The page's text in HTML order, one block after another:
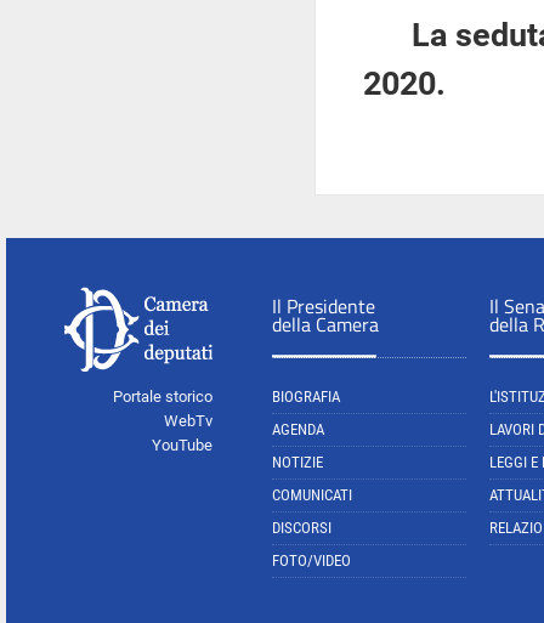
La
2020.
Portale storico
WebTv
YouTube
Il Presidente
della Camera
BIOGRAFIA
AGENDA
NOTIZIE
COMUNICATI
DISCORSI
FOTO/VIDEO
Il
della
LAVORI
LEGGI E